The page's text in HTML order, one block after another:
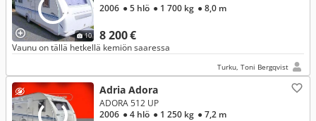
10 8 200 €
2006 ● 5 hlö ● 1 700 kg ● 8,0 m
Vaunu on tällä hetkellä kemiön saaressa
Turku, Toni Bergqvist
Adria Adora
ADORA 512 UP
2006 ● 4 hlö ● 1 250 kg ● 7,2 m